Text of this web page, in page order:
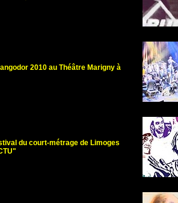
2010 au Théâtre Marigny à
du court-métrage de Limoges